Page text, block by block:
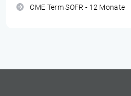
CME Term SOFR - 12 Monate